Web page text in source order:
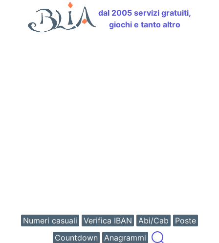
dal 2005 servizi gratuiti,
giochi e tanto altro
Numeri casuali Verifica IBAN Abi/Cab
Poste
Countdown
Anagrammi